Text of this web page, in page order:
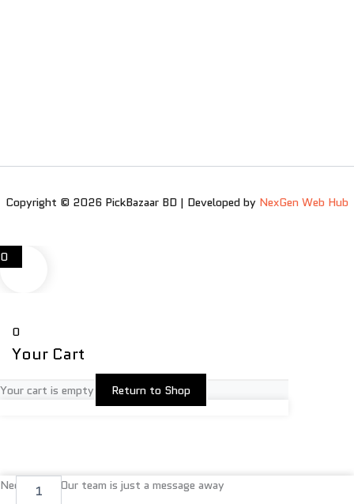
Copyright © 2026 PickBazaar BD | Developed by NexGen Web Hub
0
0
Your Cart
Your cart is empty Return to Shop
মুসলিম
আইনের
Need help? Our team is just a message away